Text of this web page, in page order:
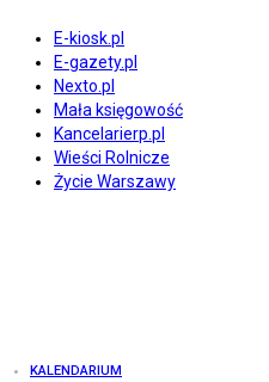
E-kiosk.pl
E-gazety.pl
Nexto.pl
Mała księgowość
Kancelarierp.pl
Wieści Rolnicze
Życie Warszawy
KALENDARIUM